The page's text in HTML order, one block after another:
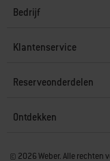
Bedrijf
Klantenservice
Reserveonderdelen
Ontdekken
© 2026 Weber. Alle rechten